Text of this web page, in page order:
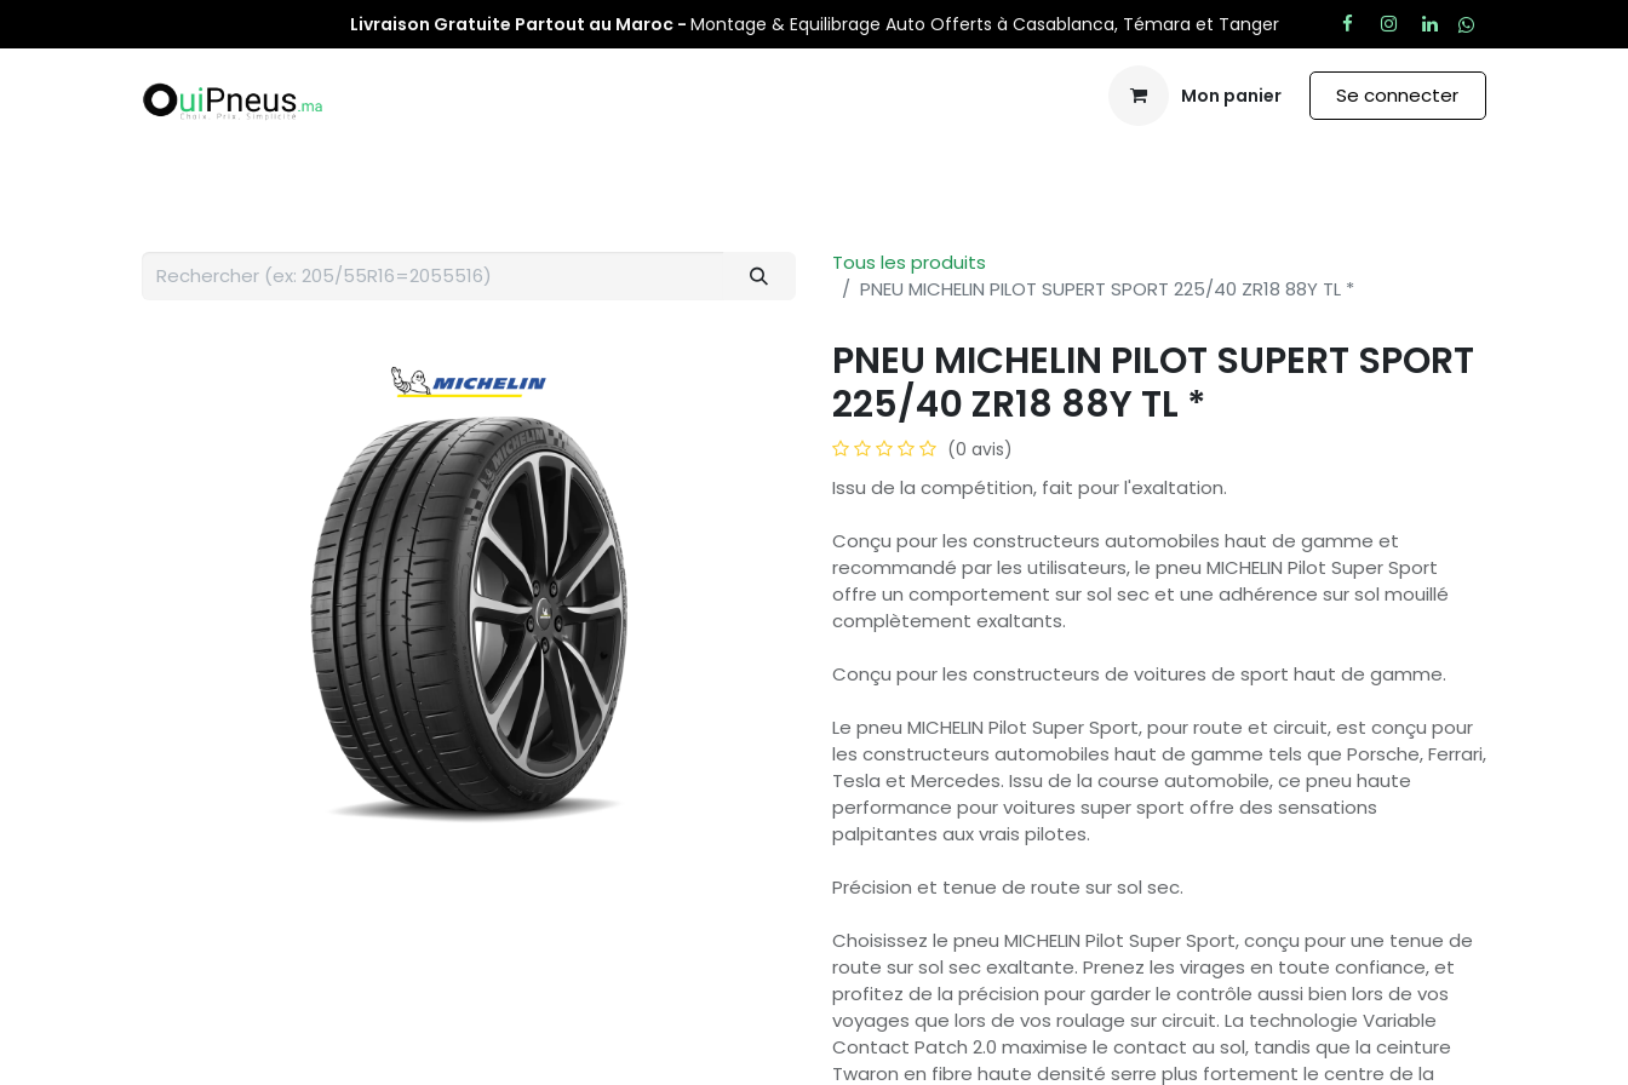
Livraison Gratuite Partout au Maroc - Montage & Equilibrage Auto Offerts à Casablanca, Témara et Tanger
Mon panier Se connecter
Tous les produits
PNEU MICHELIN PILOT SUPERT SPORT 225/40 ZR18 88Y TL *
PNEU MICHELIN PILOT SUPERT SPORT
225/40 ZR18 88Y TL *
(0 avis)
Issu de la compétition, fait pour l'exaltation.
Conçu pour les constructeurs automobiles haut de gamme et
recommandé par les utilisateurs, le pneu MICHELIN Pilot Super Sport
offre un comportement sur sol sec et une adhérence sur sol mouillé
complètement exaltants.
Conçu pour les constructeurs de voitures de sport haut de gamme.
Le pneu MICHELIN Pilot Super Sport, pour route et circuit, est conçu pour
les constructeurs automobiles haut de gamme tels que Porsche, Ferrari,
Tesla et Mercedes. Issu de la course automobile, ce pneu haute
performance pour voitures super sport offre des sensations
palpitantes aux vrais pilotes.
Précision et tenue de route sur sol sec.
Choisissez le pneu MICHELIN Pilot Super Sport, conçu pour une tenue de
route sur sol sec exaltante. Prenez les virages en toute confiance, et
profitez de la précision pour garder le contrôle aussi bien lors de vos
voyages que lors de vos roulage sur circuit. La technologie Variable
Contact Patch 2.0 maximise le contact au sol, tandis que la ceinture
Twaron en fibre haute densité serre plus fortement le centre de la